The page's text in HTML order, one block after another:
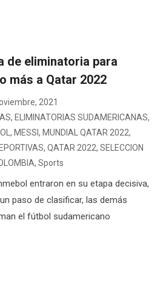
de eliminatoria para
más a Qatar 2022
2021
, ELIMINATORIAS SUDAMERICANAS,
, MESSI , MUNDIAL QATAR 2022,
, QATAR 2022, SELECCION
, Sports
entraron en su etapa decisiva,
paso de clasificar, las demás
el fútbol sudamericano